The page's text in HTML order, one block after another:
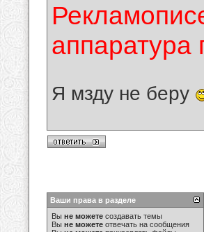
аппаратура
Я мзду не беру
Ваши права в разделе
Вы не можете создавать темы
Вы не можете отвечать на сообщения